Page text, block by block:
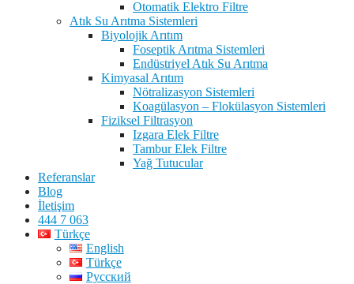
Otomatik Elektro Filtre
Atık Su Arıtma Sistemleri
Biyolojik Arıtım
Foseptik Arıtma Sistemleri
Endüstriyel Atık Su Arıtma
Kimyasal Arıtım
Nötralizasyon Sistemleri
Koagülasyon – Flokülasyon Sistemleri
Fiziksel Filtrasyon
Izgara Elek Filtre
Tambur Elek Filtre
Yağ Tutucular
Referanslar
Blog
İletişim
444 7 063
Türkçe
English
Türkçe
Русский